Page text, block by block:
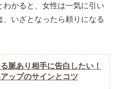
かると、女性は一気に引い
いざとなったら頼りになる
脈あり相手に告白したい！
ップのサインとコツ